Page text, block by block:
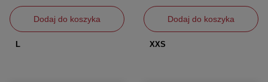
Dodaj do koszyka
L
Dodaj do koszyka
XXS